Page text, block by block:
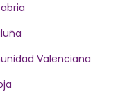
Valenciana